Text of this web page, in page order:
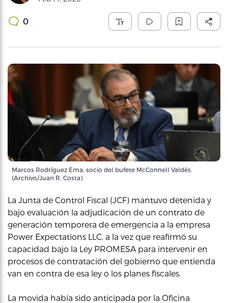
0
Marcos Rodríguez Ema, socio del bufete McConnell Valdés.
(Archivo/Juan R. Costa)
La Junta de Control Fiscal (JCF) mantuvo detenida y
bajo evaluación la adjudicación de un contrato de
generación temporera de emergencia a la empresa
Power Expectations LLC, a la vez que reafirmó su
capacidad bajo la Ley PROMESA para intervenir en
procesos de contratación del gobierno que entienda
van en contra de esa ley o los planes fiscales.
La movida había sido anticipada por la Oficina